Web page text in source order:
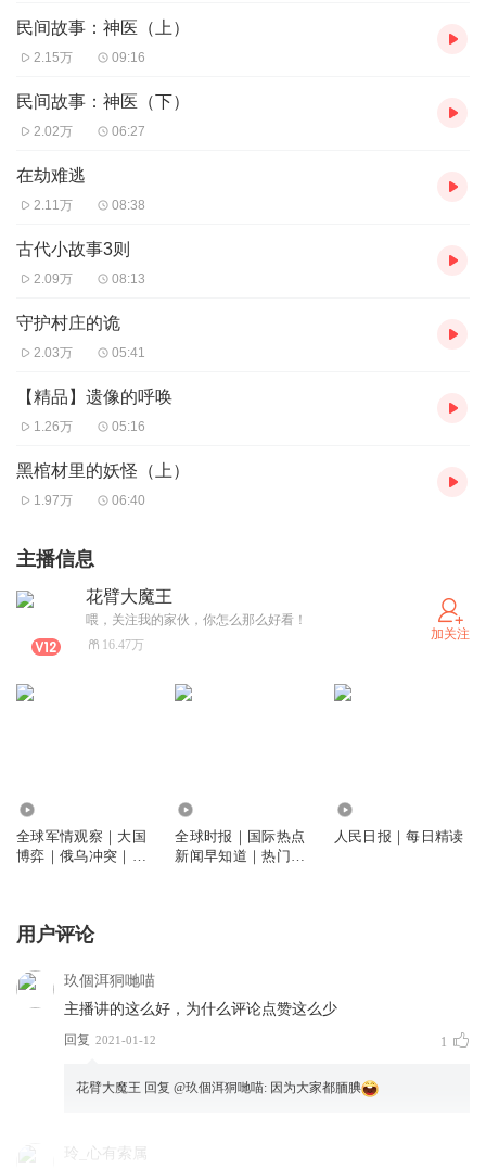
民间故事：神医（上）
2.15万 09:16
民间故事：神医（下）
2.02万 06:27
在劫难逃
2.11万 08:38
古代小故事3则
2.09万 08:13
守护村庄的诡
2.03万 05:41
【精品】遗像的呼唤
1.26万 05:16
黑棺材里的妖怪（上）
1.97万 06:40
主播信息
花臂大魔王
喂，关注我的家伙，你怎么那么好看！
16.47万
加关注
全球军情观察｜大国
博弈｜俄乌冲突｜中
全球时报｜国际热点
新闻早知道｜热门话
人民日报｜每日精读
用户评论
玖個洱狪哋喵
主播讲的这么好，为什么评论点赞这么少
回复 2021-01-12 1
花臂大魔王 回复 @玖個洱狪哋喵: 因为大家都腼腆
玲_心有索属